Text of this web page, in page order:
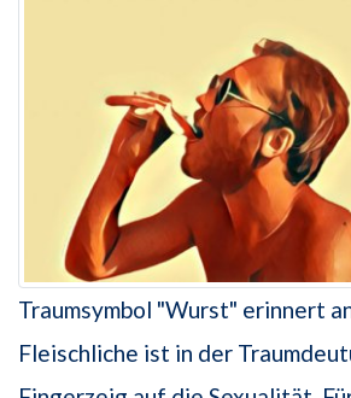
Traumsymbol "Wurst" erinnert
Fleischliche ist in der